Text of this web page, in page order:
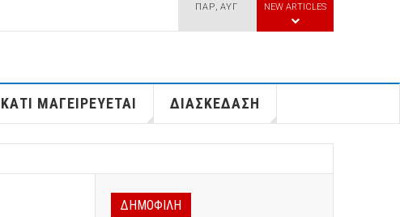
ΠΑΡ,ΑΥΓ NEW ARTICLES
ΚΑΤΙ ΜΑΓΕΙΡΕΥΕΤΑΙ ΔΙΑΣΚΕΔΑΣΗ
ΔΗΜΟΦΙΛΗ